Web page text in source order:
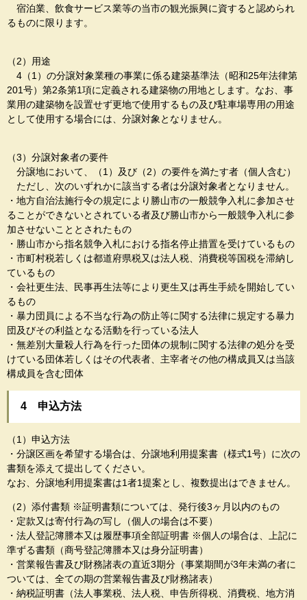
宿泊業、飲食サービス業等の当市の観光振興に資すると認められ
るものに限ります。
（2）用途
4（1）の分譲対象業種の事業に係る建築基準法（昭和25年法律第
201号）第2条第1項に定義される建築物の用地とします。なお、事
業用の建築物を設置せず更地で使用するもの及び駐車場専用の用途
として使用する場合には、分譲対象となりません。
（3）分譲対象者の要件
分譲地において、（1）及び（2）の要件を満たす者（個人含む）
ただし、次のいずれかに該当する者は分譲対象者となりません。
・地方自治法施行令の規定により勝山市の一般競争入札に参加させ
ることができないとされている者及び勝山市から一般競争入札に参
加させないこととされたもの
・勝山市から指名競争入札における指名停止措置を受けているもの
・市町村税若しくは都道府県税又は法人税、消費税等国税を滞納し
ているもの
・会社更生法、民事再生法等により更生又は再生手続を開始してい
るもの
・暴力団員による不当な行為の防止等に関する法律に規定する暴力
団及びその利益となる活動を行っている法人
・無差別大量殺人行為を行った団体の規制に関する法律の処分を受
けている団体若しくはその代表者、主宰者その他の構成員又は当該
構成員を含む団体
4 申込方法
（1）申込方法
・分譲区画を希望する場合は、分譲地利用提案書（様式1号）に次の
書類を添えて提出してください。
なお、分譲地利用提案書は1者1提案とし、複数提出はできません。
（2）添付書類 ※証明書類については、発行後3ヶ月以内のもの
・定款又は寄付行為の写し（個人の場合は不要）
・法人登記簿謄本又は履歴事項全部証明書 ※個人の場合は、上記に
準ずる書類（商号登記簿謄本又は身分証明書）
・営業報告書及び財務諸表の直近3期分（事業期間が3年未満の者に
ついては、全ての期の営業報告書及び財務諸表）
・納税証明書（法人事業税、法人税、申告所得税、消費税、地方消